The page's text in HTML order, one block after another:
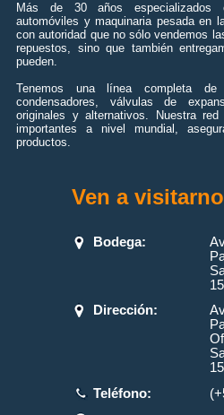
Más de 30 años especializados
automóviles y maquinaria pesada en
con autoridad que no sólo vendemos
repuestos, sino que también
pueden.
Tenemos una línea completa de
condensadores, válvulas de
originales y alternativos. Nuestra
importantes a nivel mundial,
productos.
Ven a
Bodega:
Dirección:
Teléfono: